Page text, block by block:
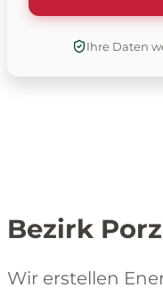
Ihre Daten
Bezirk
Wir erstellen